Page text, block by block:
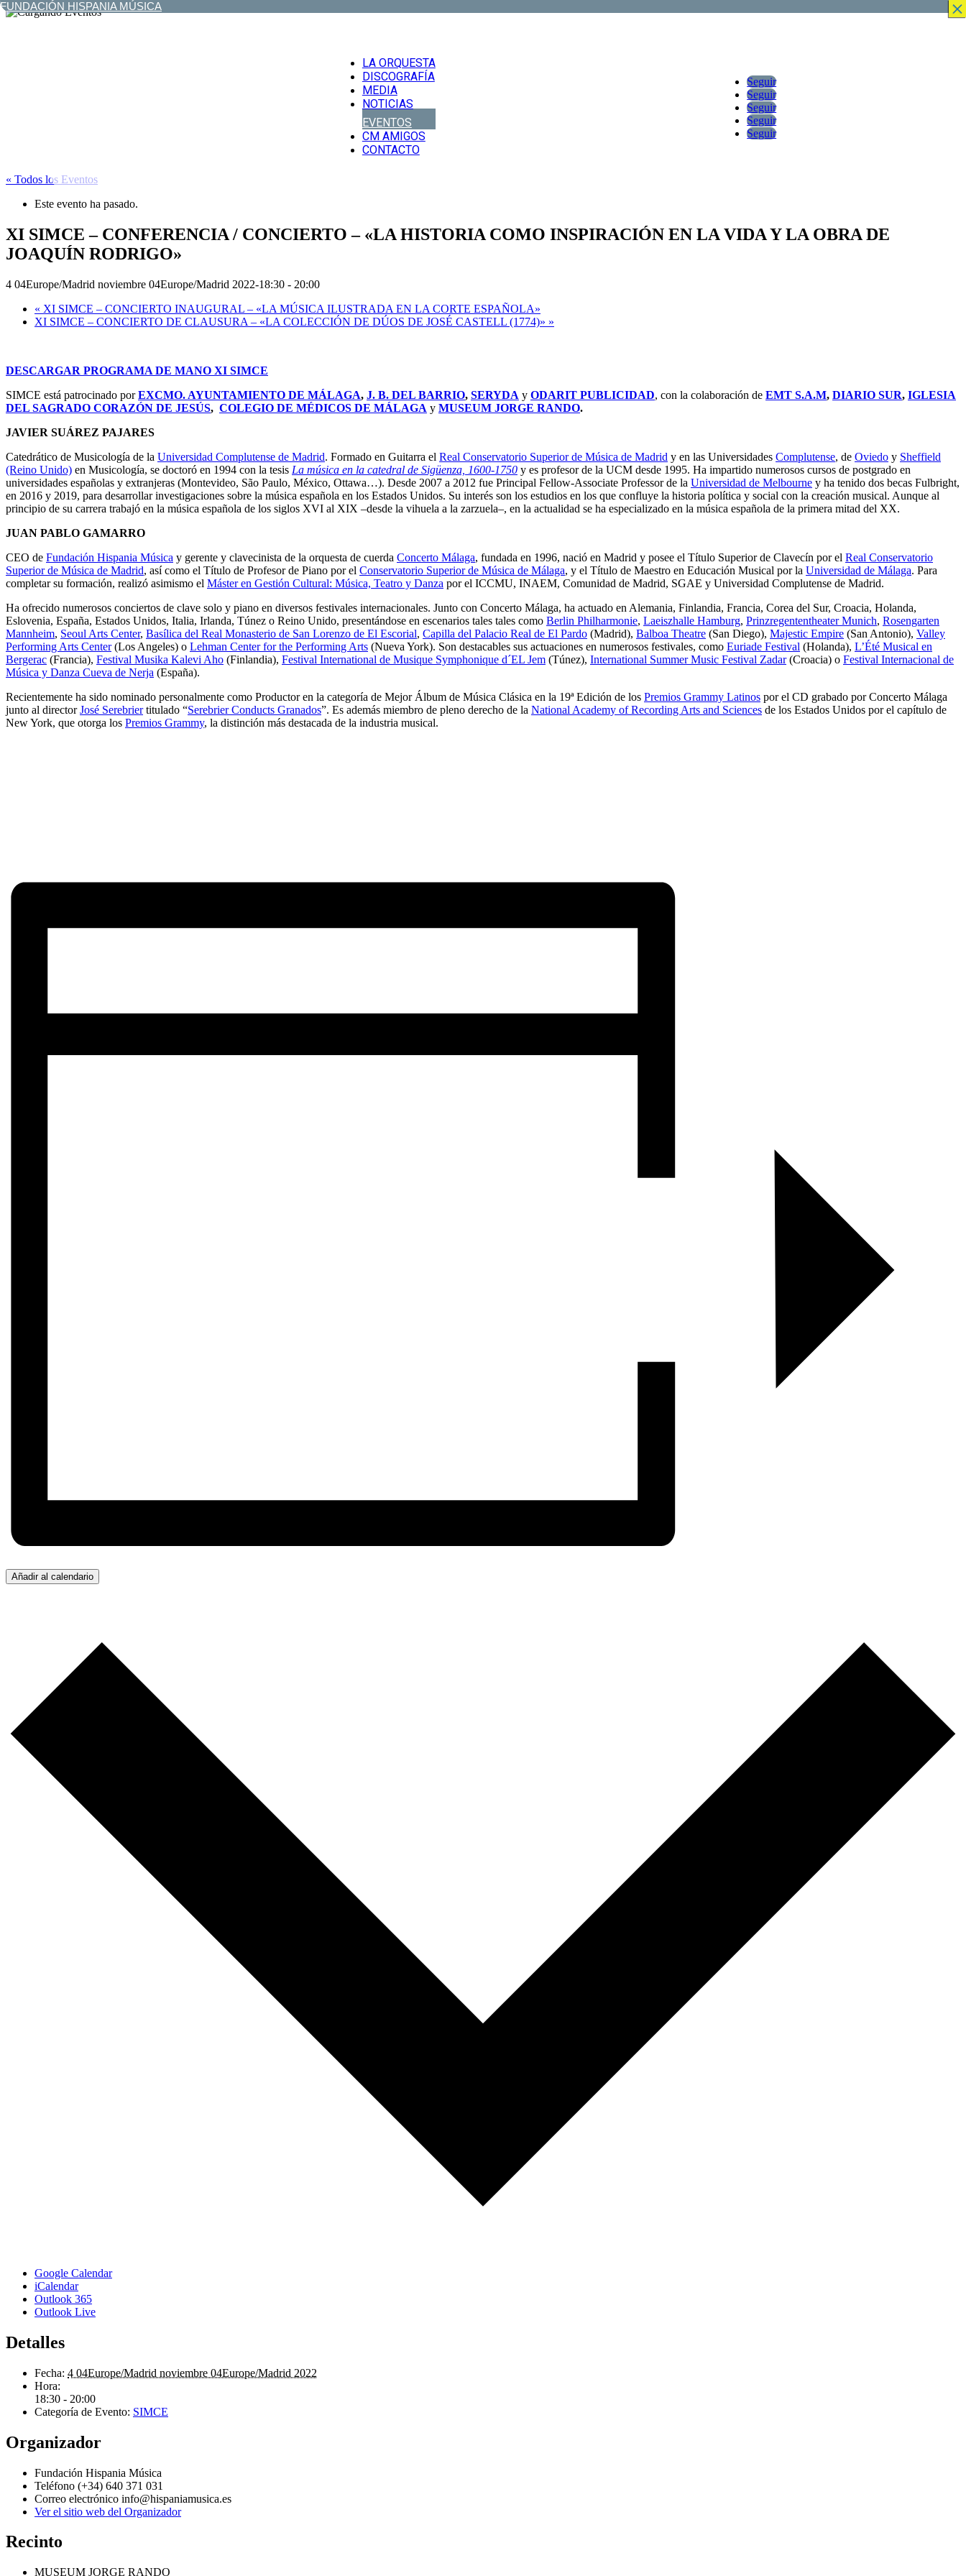
FUNDACIÓN HISPANIA MÚSICA
LA ORQUESTA
DISCOGRAFÍA
MEDIA
NOTICIAS
EVENTOS
CM AMIGOS
CONTACTO
Seguir
Seguir
Seguir
Seguir
Seguir
« Todos los Eventos
Este evento ha pasado.
XI SIMCE – CONFERENCIA / CONCIERTO – «LA HISTORIA COMO INSPIRACIÓN EN LA VIDA Y LA OBRA DE
JOAQUÍN RODRIGO»
4 04Europe/Madrid noviembre 04Europe/Madrid 2022-18:30 - 20:00
« XI SIMCE – CONCIERTO INAUGURAL – «LA MÚSICA ILUSTRADA EN LA CORTE ESPAÑOLA»
XI SIMCE – CONCIERTO DE CLAUSURA – «LA COLECCIÓN DE DÚOS DE JOSÉ CASTELL (1774)» »
DESCARGAR PROGRAMA DE MANO XI SIMCE
SIMCE está patrocinado por EXCMO. AYUNTAMIENTO DE MÁLAGA, J. B. DEL BARRIO, SERYDA y ODARIT PUBLICIDAD, con la colaboración de EMT S.A.M, DIARIO SUR, IGLESIA
DEL SAGRADO CORAZÓN DE JESÚS, COLEGIO DE MÉDICOS DE MÁLAGA y MUSEUM JORGE RANDO.
JAVIER SUÁREZ PAJARES
Catedrático de Musicología de la Universidad Complutense de Madrid. Formado en Guitarra el Real Conservatorio Superior de Música de Madrid y en las Universidades Complutense, de Oviedo y Sheffield
(Reino Unido) en Musicología, se doctoró en 1994 con la tesis La música en la catedral de Sigüenza, 1600-1750 y es profesor de la UCM desde 1995. Ha impartido numerosos cursos de postgrado en
universidades españolas y extranjeras (Montevideo, São Paulo, México, Ottawa…). Desde 2007 a 2012 fue Principal Fellow-Associate Professor de la Universidad de Melbourne y ha tenido dos becas Fulbright,
en 2016 y 2019, para desarrollar investigaciones sobre la música española en los Estados Unidos. Su interés son los estudios en los que confluye la historia política y social con la creación musical. Aunque al
principio de su carrera trabajó en la música española de los siglos XVI al XIX –desde la vihuela a la zarzuela–, en la actualidad se ha especializado en la música española de la primera mitad del XX.
JUAN PABLO GAMARRO
CEO de Fundación Hispania Música y gerente y clavecinista de la orquesta de cuerda Concerto Málaga, fundada en 1996, nació en Madrid y posee el Título Superior de Clavecín por el Real Conservatorio
Superior de Música de Madrid, así como el Título de Profesor de Piano por el Conservatorio Superior de Música de Málaga, y el Título de Maestro en Educación Musical por la Universidad de Málaga. Para
completar su formación, realizó asimismo el Máster en Gestión Cultural: Música, Teatro y Danza por el ICCMU, INAEM, Comunidad de Madrid, SGAE y Universidad Complutense de Madrid.
Ha ofrecido numerosos conciertos de clave solo y piano en diversos festivales internacionales. Junto con Concerto Málaga, ha actuado en Alemania, Finlandia, Francia, Corea del Sur, Croacia, Holanda,
Eslovenia, España, Estados Unidos, Italia, Irlanda, Túnez o Reino Unido, presentándose en escenarios tales tales como Berlin Philharmonie, Laeiszhalle Hamburg, Prinzregententheater Munich, Rosengarten
Mannheim, Seoul Arts Center, Basílica del Real Monasterio de San Lorenzo de El Escorial, Capilla del Palacio Real de El Pardo (Madrid), Balboa Theatre (San Diego), Majestic Empire (San Antonio), Valley
Performing Arts Center(Los Angeles) o Lehman Center for the Performing Arts (Nueva York). Son destacables sus actuaciones en numerosos festivales, como Euriade Festival (Holanda), L’Été Musical en
Bergerac (Francia), Festival Musika Kalevi Aho (Finlandia), Festival International de Musique Symphonique d´EL Jem (Túnez), International Summer Music Festival Zadar(Croacia) o Festival Internacional de
Música y Danza Cueva de Nerja (España).
Recientemente ha sido nominado personalmente como Productor en la categoría de Mejor Álbum de Música Clásica en la 19ª Edición de los Premios Grammy Latinos por el CD grabado por Concerto Málaga
junto al directorJosé Serebriertitulado “Serebrier Conducts Granados”. Es además miembro de pleno derecho de la National Academy of Recording Arts and Sciences de los Estados Unidos por el capítulo de
New York, que otorga los Premios Grammy, la distinción más destacada de la industria musical.
Añadir al calendario
Google Calendar
iCalendar
Outlook 365
Outlook Live
Detalles
Fecha: 4 04Europe/Madrid noviembre 04Europe/Madrid 2022
Hora:
18:30 - 20:00
Categoría de Evento: SIMCE
Organizador
Fundación Hispania Música
Teléfono (+34) 640 371 031
Correo electrónico info@hispaniamusica.es
Ver el sitio web del Organizador
Recinto
MUSEUM JORGE RANDO
×
×
×
×
×
×
×
×